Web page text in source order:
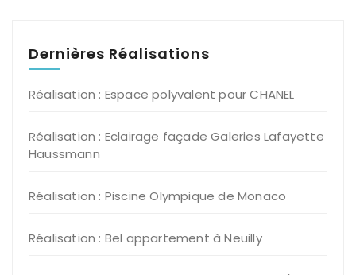
Dernières Réalisations
Réalisation : Espace polyvalent pour CHANEL
Réalisation : Eclairage façade Galeries Lafayette
Haussmann
Réalisation : Piscine Olympique de Monaco
Réalisation : Bel appartement à Neuilly